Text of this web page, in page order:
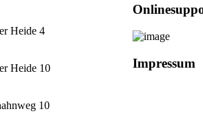
Heide 4
Heide 10
10
Impressum